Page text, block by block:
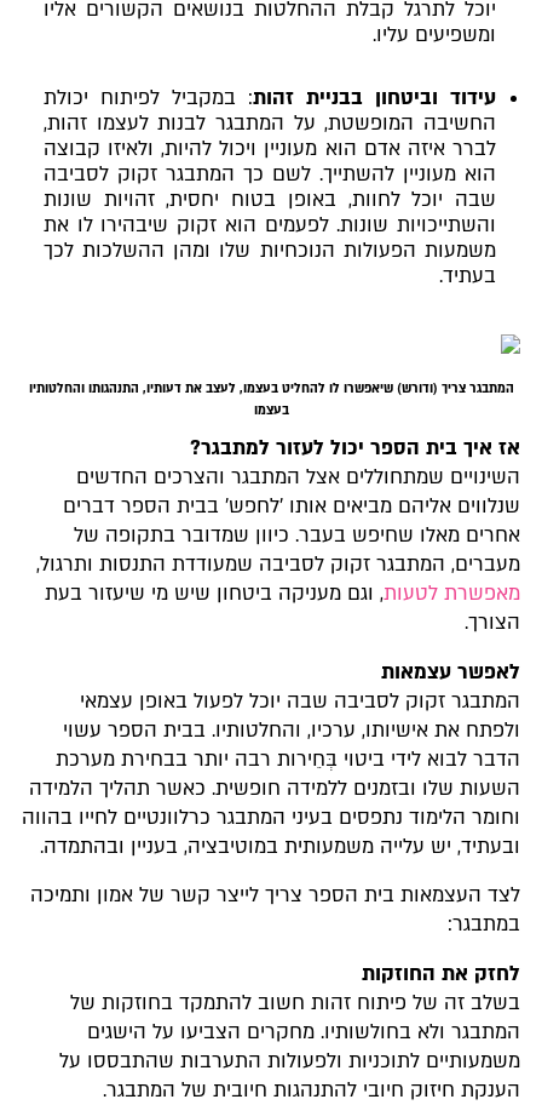
יוכל לתרגל קבלת ההחלטות בנושאים הקשורים אליו
ומשפיעים עליו.
עידוד וביטחון בבניית זהות: במקביל לפיתוח יכולת
החשיבה המופשטת, על המתבגר לבנות לעצמו זהות,
לברר איזה אדם הוא מעוניין ויכול להיות, ולאיזו קבוצה
הוא מעוניין להשתייך. לשם כך המתבגר זקוק לסביבה
שבה יוכל לחוות, באופן בטוח יחסית, זהויות שונות
והשתייכויות שונות. לפעמים הוא זקוק שיבהירו לו את
משמעות הפעולות הנוכחיות שלו ומהן ההשלכות לכך
בעתיד.
המתבגר צריך (ודורש) שיאפשרו לו להחליט בעצמו, לעצב את דעותיו, התנהגותו והחלטותיו
בעצמו
אז איך בית הספר יכול לעזור למתבגר?
השינויים שמתחוללים אצל המתבגר והצרכים החדשים
שנלווים אליהם מביאים אותו 'לחפש' בבית הספר דברים
אחרים מאלו שחיפש בעבר. כיוון שמדובר בתקופה של
מעברים, המתבגר זקוק לסביבה שמעודדת התנסות ותרגול,
מאפשרת לטעות, וגם מעניקה ביטחון שיש מי שיעזור בעת
הצורך.
לאפשר עצמאות
המתבגר זקוק לסביבה שבה יוכל לפעול באופן עצמאי
ולפתח את אישיותו, ערכיו, והחלטותיו. בבית הספר עשוי
הדבר לבוא לידי ביטוי בְּחֵירות רבה יותר בבחירת מערכת
השעות שלו ובזמנים ללמידה חופשית. כאשר תהליך הלמידה
וחומר הלימוד נתפסים בעיני המתבגר כרלוונטיים לחייו בהווה
ובעתיד, יש עלייה משמעותית במוטיבציה, בעניין ובהתמדה.
לצד העצמאות בית הספר צריך לייצר קשר של אמון ותמיכה
במתבגר:
לחזק את החוזקות
בשלב זה של פיתוח זהות חשוב להתמקד בחוזקות של
המתבגר ולא בחולשותיו. מחקרים הצביעו על הישגים
משמעותיים לתוכניות ולפעולות התערבות שהתבססו על
הענקת חיזוק חיובי להתנהגות חיובית של המתבגר.